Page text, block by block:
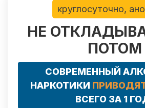
круглосуточно,
НЕ
ПОТОМ
СОВРЕМЕННЫЙ
НАРКОТИКИ
ВСЕГО ЗА 1